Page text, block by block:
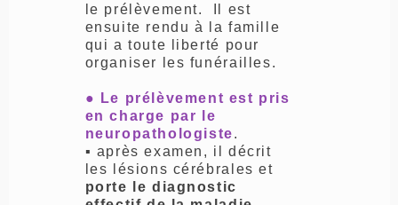
le prélèvement. Il est
ensuite rendu à la famille
qui a toute liberté pour
organiser les funérailles.
● Le prélèvement est pris
en charge par le
neuropathologiste.
▪ après examen, il décrit
les lésions cérébrales et
porte le diagnostic